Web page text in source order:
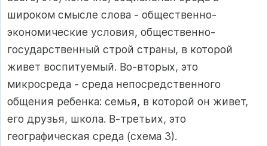
широком смысле слова - общественно-
экономические условия, общественно-
государственный строй страны, в которой
живет воспитуемый. Во-вторых, это
микросреда - среда непосредственного
общения ребенка: семья, в которой он живет,
его друзья, школа. В-третьих, это
географическая среда (схема 3).